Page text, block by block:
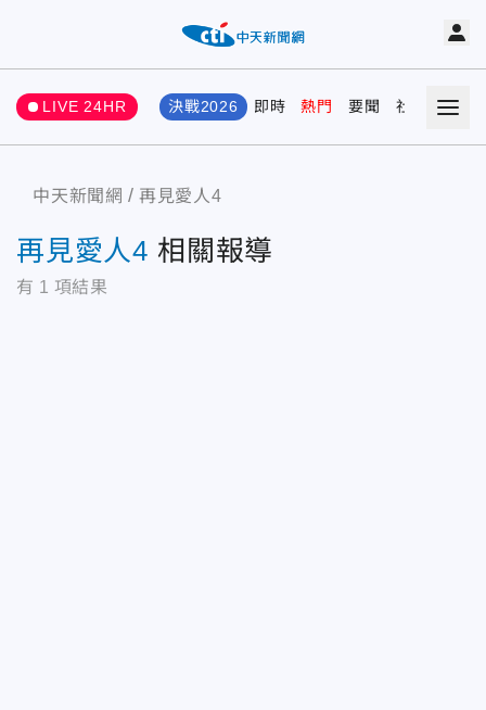
LIVE 24HR 決戰2026 即時 熱門 要聞 社會 娛樂
中天新聞網 再見愛人4
再見愛人4 相關報導
有 1 項結果